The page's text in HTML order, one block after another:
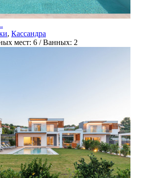
, Кассандра
мест: 6 /Ванных: 2